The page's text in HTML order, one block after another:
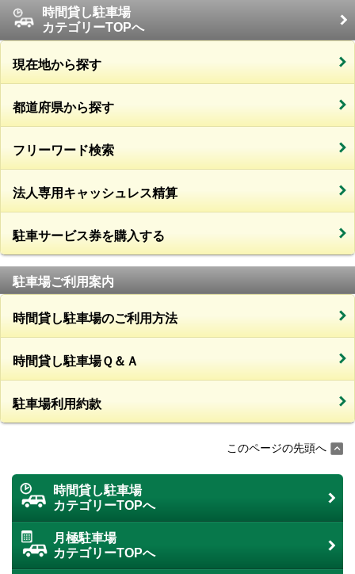
時間貸し駐車場
カテゴリーTOPへ
現在地から探す
都道府県から探す
フリーワード検索
法人専用キャッシュレス精算
駐車サービス券を購入する
駐車場ご利用案内
時間貸し駐車場のご利用方法
時間貸し駐車場Ｑ＆Ａ
駐車場利用約款
このページの先頭へ
時間貸し駐車場
カテゴリーTOPへ
月極駐車場
カテゴリーTOPへ